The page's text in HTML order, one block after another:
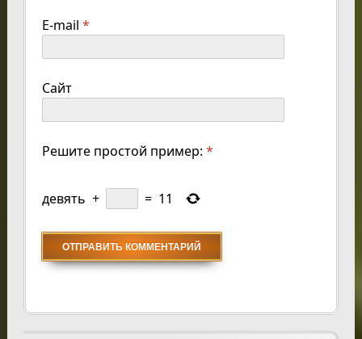
E-mail *
Сайт
Решите простой пример: *
девять + = 11